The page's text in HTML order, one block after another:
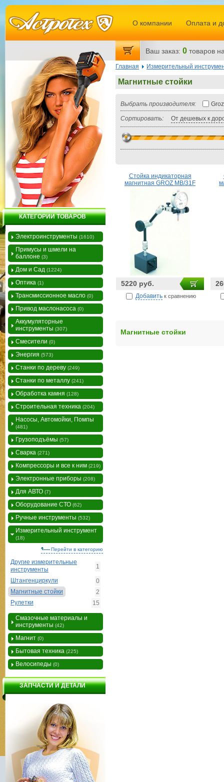
Главная Измерительный
Магнитные стойки
Выбрать производителя: Groz
Сортировать: От дешевых к
Стойка индикаторная
магнитная GROZ МВ/31F
5220 руб.
Добавить к сравнению
Магнитные стойки
КАТЕГОРИИ ТОВАРОВ
Электроинструменты (1610)
Примусы и шмели на
баллоне (3)
Дом и Сад (1224)
Оптика (1)
Трансмиссионное масло (0)
Привод маслонасоса (0)
Аккумуляторные
инструменты (307)
Смесители (0)
Энергия (573)
Станки по дереву (249)
Станки по металлу (241)
Обработка камня (128)
Строительная техника (204)
Насосы, Автомойки, Помпы
(481)
Грузоподъёмы (57)
Сварка (271)
Компрессоры и все к ним (219)
Электронные приборы (208)
Для АВТО (7)
Оборудование СТО (62)
Ручные инструменты (532)
Измерительный инструмент
(18)
Перейти в категорию
Другие измерительные
инструменты
1
Штангенциркули
0
Магнитные стойки
2
Рулетки
15
Смазочные материалы и
инструменты (42)
Магнит (0)
Бытовая техника (225)
Велосипеды (0)
ЗАПЧАСТИ И ДЕТАЛИ
О компании Оплата и
Ваш заказ: 0 товаров